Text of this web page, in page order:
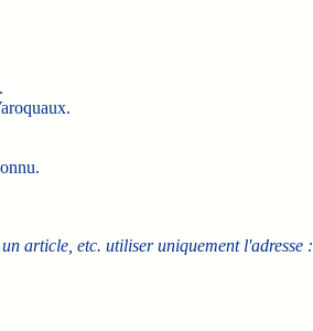
article, etc. utiliser uniquement l'adresse :